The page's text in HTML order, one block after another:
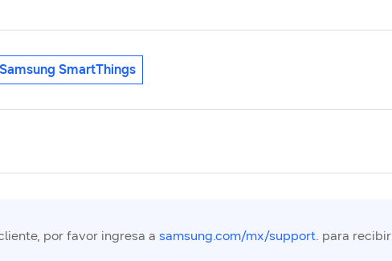
Samsung SmartThings
por favor ingresa a samsung.com/mx/support. para recibir